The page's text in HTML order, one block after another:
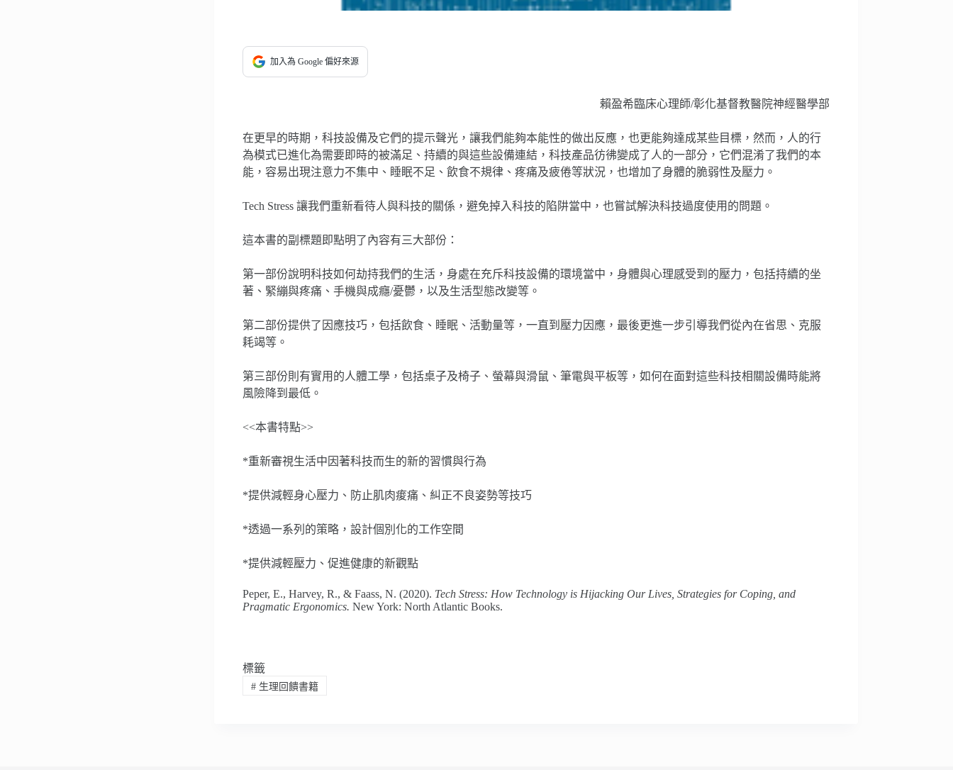
加入為 Google 偏好來源
賴盈希臨床心理師/彰化基督教醫院神經醫學部
在更早的時期，科技設備及它們的提示聲光，讓我們能夠本能性的做出反應，也更能夠達成某些目標，然而，人的行
為模式已進化為需要即時的被滿足、持續的與這些設備連結，科技產品彷彿變成了人的一部分，它們混淆了我們的本
能，容易出現注意力不集中、睡眠不足、飲食不規律、疼痛及疲倦等狀況，也增加了身體的脆弱性及壓力。
Tech Stress 讓我們重新看待人與科技的關係，避免掉入科技的陷阱當中，也嘗試解決科技過度使用的問題。
這本書的副標題即點明了內容有三大部份：
第一部份說明科技如何劫持我們的生活，身處在充斥科技設備的環境當中，身體與心理感受到的壓力，包括持續的坐
著、緊繃與疼痛、手機與成癮/憂鬱，以及生活型態改變等。
第二部份提供了因應技巧，包括飲食、睡眠、活動量等，一直到壓力因應，最後更進一步引導我們從內在省思、克服
耗竭等。
第三部份則有實用的人體工學，包括桌子及椅子、螢幕與滑鼠、筆電與平板等，如何在面對這些科技相關設備時能將
風險降到最低。
<<本書特點>>
*重新審視生活中因著科技而生的新的習慣與行為
*提供減輕身心壓力、防止肌肉痠痛、糾正不良姿勢等技巧
*透過一系列的策略，設計個別化的工作空間
*提供減輕壓力、促進健康的新觀點
Peper, E., Harvey, R., & Faass, N. (2020). Tech Stress: How Technology is Hijacking Our Lives, Strategies for Coping, and
Pragmatic Ergonomics.New York: North Atlantic Books.
標籤
# 生理回饋書籍